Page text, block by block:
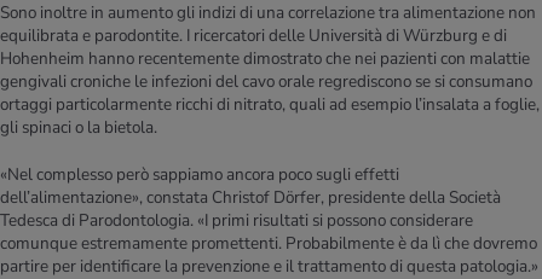
Sono inoltre in aumento gli indizi di una correlazione tra alimentazione non
equilibrata e parodontite. I ricercatori delle Università di Würzburg e di
Hohenheim hanno recentemente dimostrato che nei pazienti con malattie
gengivali croniche le infezioni del cavo orale regrediscono se si consumano
ortaggi particolarmente ricchi di nitrato, quali ad esempio l’insalata a foglie,
gli spinaci o la bietola.
«Nel complesso però sappiamo ancora poco sugli effetti
dell’alimentazione», constata Christof Dörfer, presidente della Società
Tedesca di Parodontologia. «I primi risultati si possono considerare
comunque estremamente promettenti. Probabilmente è da lì che dovremo
partire per identificare la prevenzione e il trattamento di questa patologia.»